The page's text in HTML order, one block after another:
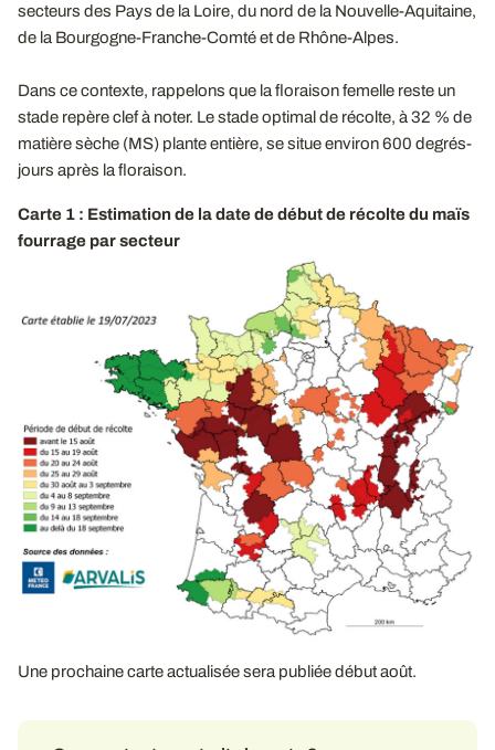
secteurs des Pays de la Loire, du nord de la Nouvelle-Aquitaine,
de la Bourgogne-Franche-Comté et de Rhône-Alpes.
Dans ce contexte, rappelons que la floraison femelle reste un
stade repère clef à noter. Le stade optimal de récolte, à 32 % de
matière sèche (MS) plante entière, se situe environ 600 degrés-
jours après la floraison.
Carte 1 : Estimation de la date de début de récolte du maïs
fourrage par secteur
Une prochaine carte actualisée sera publiée début août.